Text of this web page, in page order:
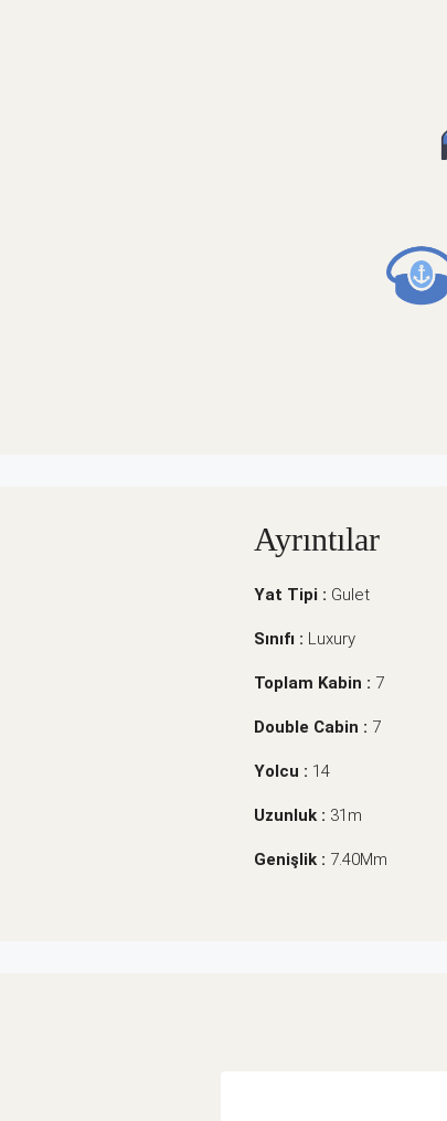
Ayrıntılar
Yat Tipi : Gulet
Sınıfı : Luxury
Toplam Kabin : 7
Double Cabin : 7
Yolcu : 14
Uzunluk : 31m
Genişlik : 7.40Mm